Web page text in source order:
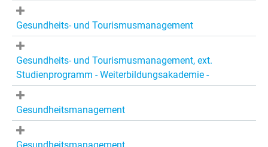
Gesundheits- und Tourismusmanagement
Gesundheits- und Tourismusmanagement, ext.
Studienprogramm - Weiterbildungsakademie -
Gesundheitsmanagement